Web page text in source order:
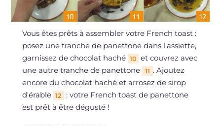
Vous êtes prêts à assembler votre French toast :
posez une tranche de panettone dans l'assiette,
garnissez de chocolat haché 10 et couvrez avec
une autre tranche de panettone
11 . Ajoutez
encore du chocolat haché et arrosez de sirop
d'érable 12
: votre French toast de panettone
est prêt à être dégusté !